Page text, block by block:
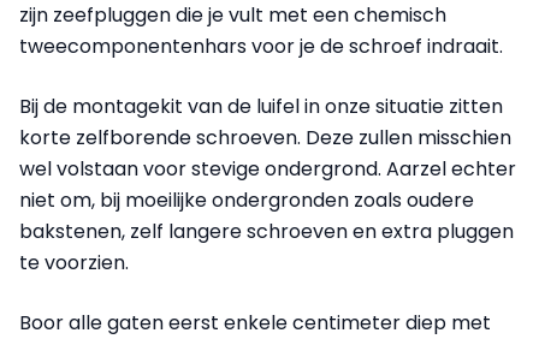
zijn zeefpluggen die je vult met een chemisch
tweecomponentenhars voor je de schroef indraait.
Bij de montagekit van de luifel in onze situatie zitten
korte zelfborende schroeven. Deze zullen misschien
wel volstaan voor stevige ondergrond. Aarzel echter
niet om, bij moeilijke ondergronden zoals oudere
bakstenen, zelf langere schroeven en extra pluggen
te voorzien.
Boor alle gaten eerst enkele centimeter diep met